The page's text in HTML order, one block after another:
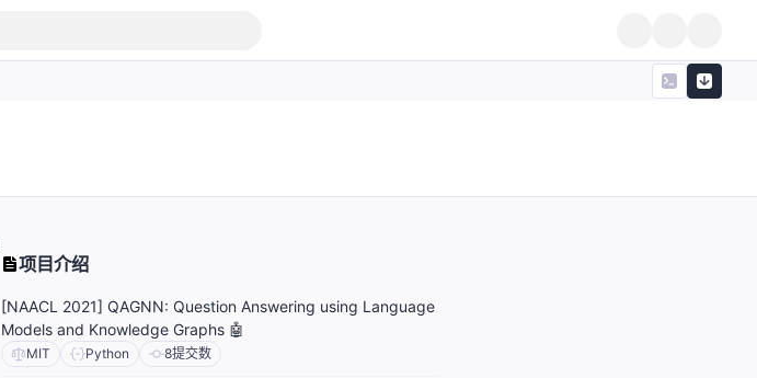
项目介绍
[NAACL 2021] QAGNN: Question Answering using Language
Models and Knowledge Graphs 🤖
MIT Python 8提交数